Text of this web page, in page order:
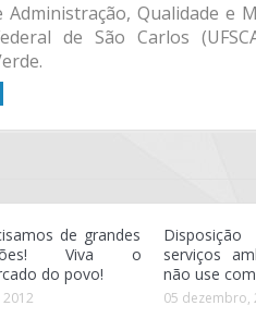
Administração, Qualidade e
de São Carlos
de grandes
Viva o
do povo!
serviços
não use
05 dezembro,